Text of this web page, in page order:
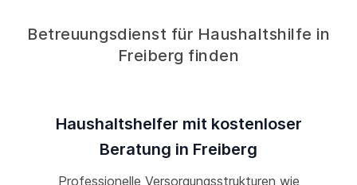
Betreuungsdienst für Haushaltshilfe in
Freiberg finden
Haushaltshelfer mit kostenloser
Beratung in Freiberg
Professionelle Versorgungsstrukturen wie